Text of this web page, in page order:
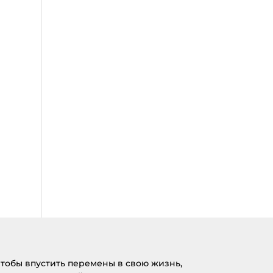
впустить перемены в свою жизнь,